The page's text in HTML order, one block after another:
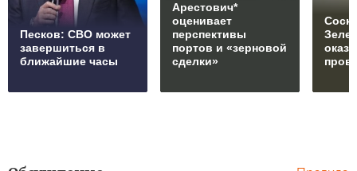
Песков: СВО может
завершиться в
ближайшие часы
Арестович*
оценивает
перспективы
портов и «зерновой
сделки»